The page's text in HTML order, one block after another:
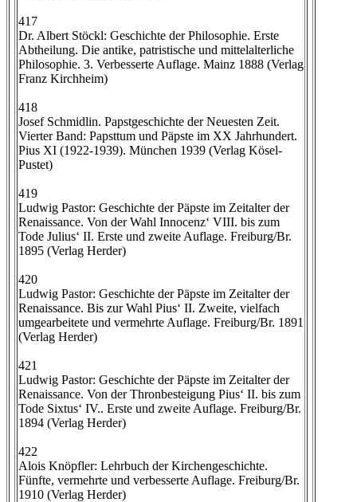
417
Dr. Albert Stöckl: Geschichte der Philosophie. Erste
Abtheilung. Die antike, patristische und mittelalterliche
Philosophie. 3. Verbesserte Auflage. Mainz 1888 (Verlag
Franz Kirchheim)
418
Josef Schmidlin. Papstgeschichte der Neuesten Zeit.
Vierter Band: Papsttum und Päpste im XX Jahrhundert.
Pius XI (1922-1939). München 1939 (Verlag Kösel-
Pustet)
419
Ludwig Pastor: Geschichte der Päpste im Zeitalter der
Renaissance. Von der Wahl Innocenz‘ VIII. bis zum
Tode Julius‘ II. Erste und zweite Auflage. Freiburg/Br.
1895 (Verlag Herder)
420
Ludwig Pastor: Geschichte der Päpste im Zeitalter der
Renaissance. Bis zur Wahl Pius‘ II. Zweite, vielfach
umgearbeitete und vermehrte Auflage. Freiburg/Br. 1891
(Verlag Herder)
421
Ludwig Pastor: Geschichte der Päpste im Zeitalter der
Renaissance. Von der Thronbesteigung Pius‘ II. bis zum
Tode Sixtus‘ IV.. Erste und zweite Auflage. Freiburg/Br.
1894 (Verlag Herder)
422
Alois Knöpfler: Lehrbuch der Kirchengeschichte.
Fünfte, vermehrte und verbesserte Auflage. Freiburg/Br.
1910 (Verlag Herder)